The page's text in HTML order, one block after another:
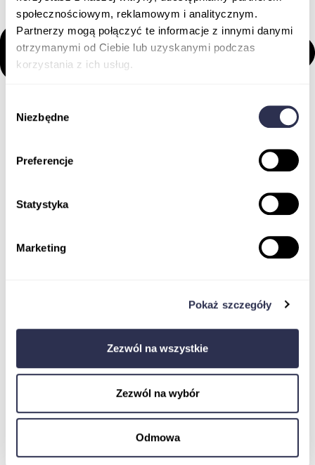
społecznościowym, reklamowym i analitycznym.
Partnerzy mogą połączyć te informacje z innymi danymi
otrzymanymi od Ciebie lub uzyskanymi podczas
korzystania z ich usług.
zgody
Niezbędne
Preferencje
Statystyka
Marketing
Pokaż szczegóły
Zezwól na wszystkie
Zezwól na wybór
Odmowa